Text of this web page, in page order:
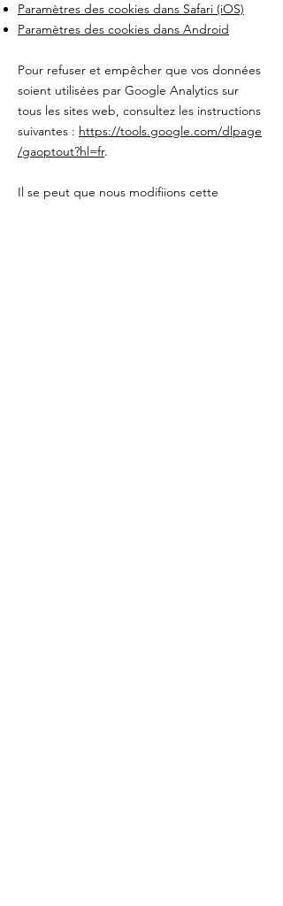
Paramètres des cookies dans Safari (iOS)
Paramètres des cookies dans Android
Pour refuser et empêcher que vos données
soient utilisées par Google Analytics sur
tous les sites web, consultez les instructions
suivantes : https://tools.google.com/dlpage
/gaoptout?hl=fr.
Il se peut que nous modifiions cette